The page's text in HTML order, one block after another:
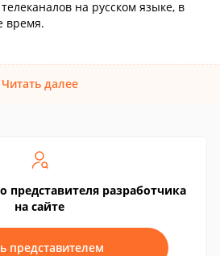
на русском языке, в
время.
Читать далее
представителя разработчика
на сайте
представителем